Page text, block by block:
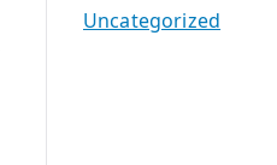
Uncategorized